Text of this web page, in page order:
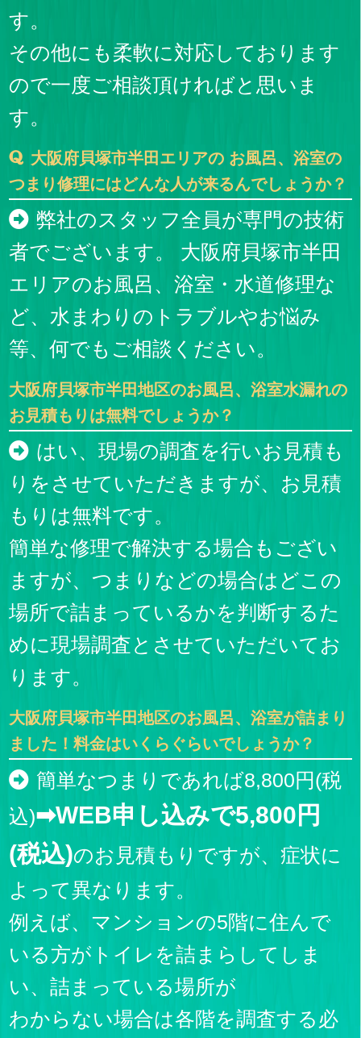
す。
その他にも柔軟に対応しております
ので一度ご相談頂ければと思いま
す。
大阪府貝塚市半田エリアの お風呂、浴室の
つまり修理にはどんな人が来るんでしょうか？
弊社のスタッフ全員が専門の技術
者でございます。 大阪府貝塚市半田
エリアのお風呂、浴室・水道修理な
ど、水まわりのトラブルやお悩み
等、何でもご相談ください。
大阪府貝塚市半田地区のお風呂、浴室水漏れの
お見積もりは無料でしょうか？
はい、現場の調査を行いお見積も
りをさせていただきますが、お見積
もりは無料です。
簡単な修理で解決する場合もござい
ますが、つまりなどの場合はどこの
場所で詰まっているかを判断するた
めに現場調査とさせていただいてお
ります。
大阪府貝塚市半田地区のお風呂、浴室が詰まり
ました！料金はいくらぐらいでしょうか？
簡単なつまりであれば8,800円(税
込)➡WEB申し込みで5,800円
(税込)のお見積もりですが、症状に
よって異なります。
例えば、マンションの5階に住んで
いる方がトイレを詰まらしてしま
い、詰まっている場所が
わからない場合は各階を調査する必